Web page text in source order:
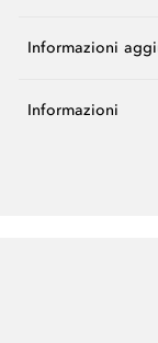
Informazioni
Informazioni